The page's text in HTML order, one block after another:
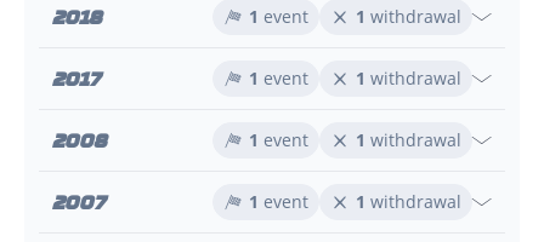
2018 1 event 1 withdrawal
2017 1 event 1 withdrawal
2008 1 event 1 withdrawal
2007 1 event 1 withdrawal